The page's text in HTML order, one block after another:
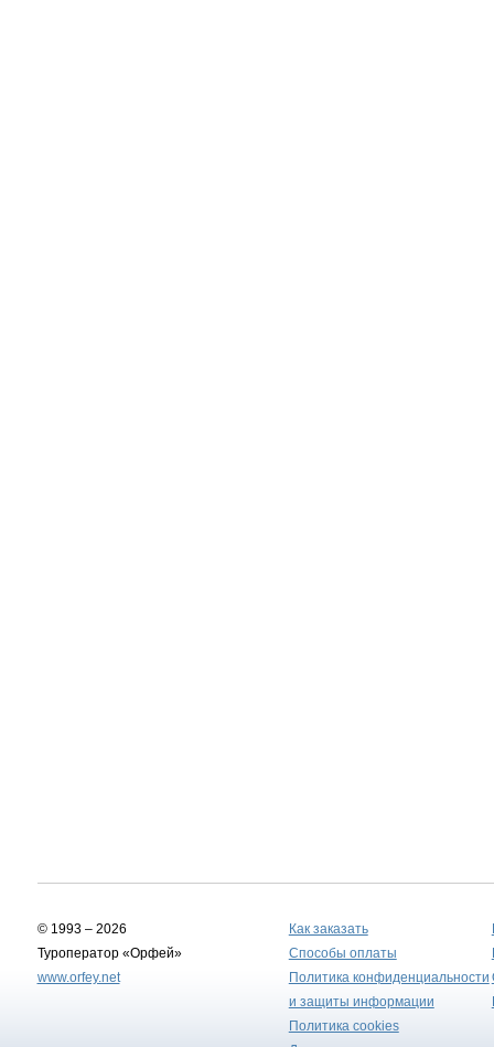
© 1993 – 2026
Туроператор «Орфей»
www.orfey.net
Как заказать
Способы оплаты
Политика конфиденциальности
и защиты информации
Политика cookies